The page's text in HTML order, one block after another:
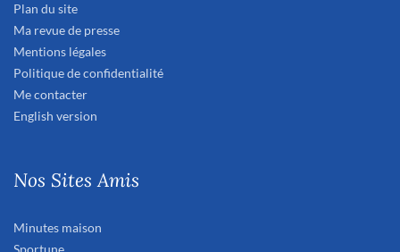
Plan du site
Ma revue de presse
Mentions légales
Politique de confidentialité
Me contacter
English version
Nos Sites Amis
Minutes maison